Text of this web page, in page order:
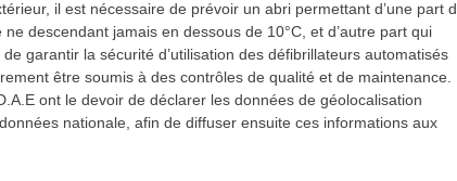
il est nécessaire de prévoir un abri permettant d’une part
descendant jamais en dessous de 10°C, et d’autre part qui
garantir la sécurité d’utilisation des défibrillateurs automatisés
être soumis à des contrôles de qualité et de maintenance.
ont le devoir de déclarer les données de géolocalisation
nationale, afin de diffuser ensuite ces informations aux